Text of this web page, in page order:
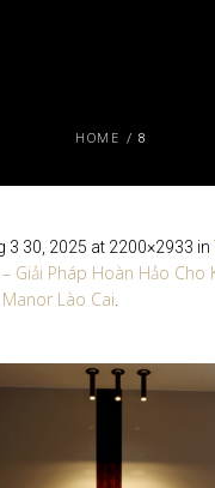
HOME / 8
3 30, 2025 at 2200×2933 in
Giải Pháp Hoàn Hảo Cho
Lào Cai.